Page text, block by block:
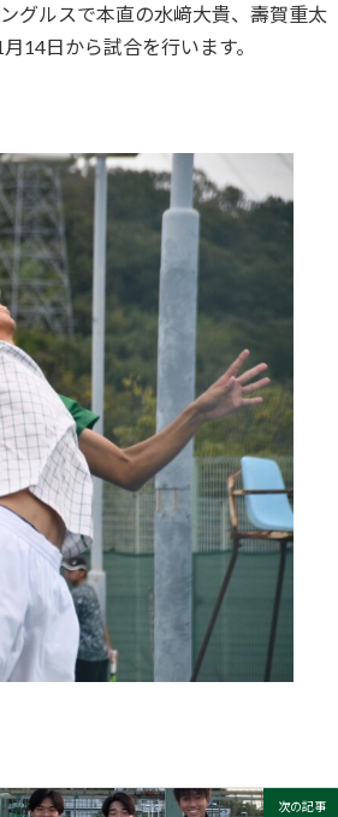
グルスで本直の水﨑大貴、壽賀重太
14日から試合を行います。
次の記事